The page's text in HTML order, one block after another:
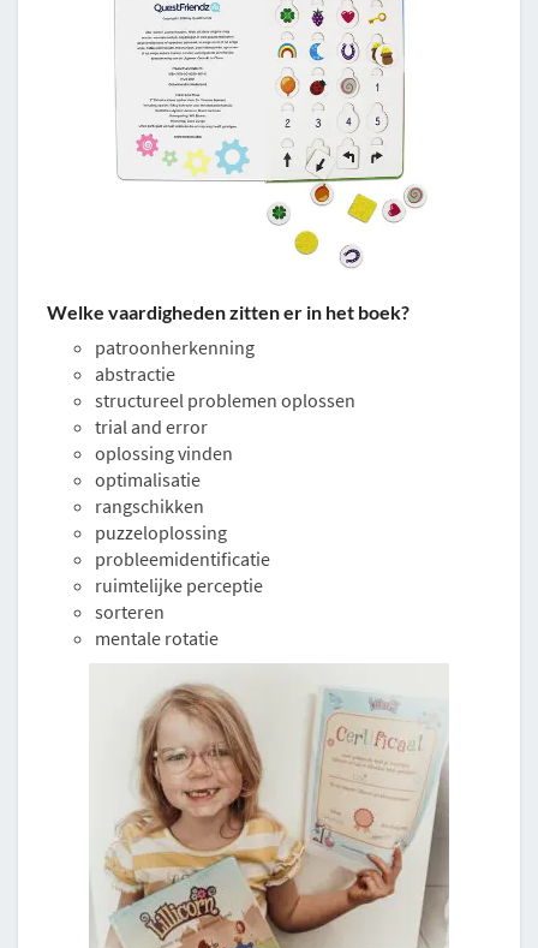
Welke vaardigheden zitten er in het boek?
patroonherkenning
abstractie
structureel problemen oplossen
trial and error
oplossing vinden
optimalisatie
rangschikken
puzzeloplossing
probleemidentificatie
ruimtelijke perceptie
sorteren
mentale rotatie